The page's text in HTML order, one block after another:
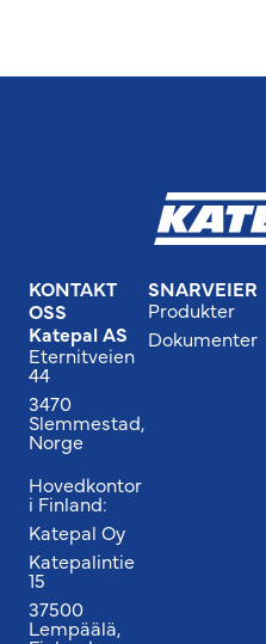
KONTAKT
OSS
Katepal AS
Eternitveien
44
3470
Slemmestad,
Norge
Hovedkontor
i Finland:
Katepal Oy
Katepalintie
15
37500
Lempäälä,
SNARVEIER
Produkter
Dokumenter